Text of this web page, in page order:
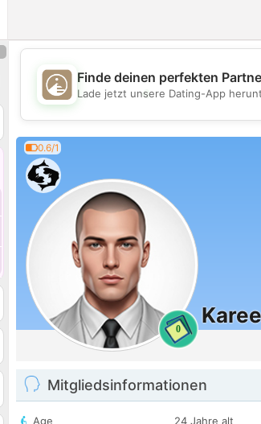
💖
Finde deinen perfekten
Lade jetzt unsere Dating-App
0.6/1
0
Mitgliedsinformationen
Age
24 Jahre alt